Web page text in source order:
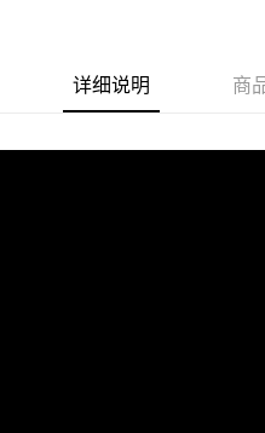
所提供，並由 AFTEE 向您收取款
處理、利用，詳參 AFTEE 官網之
详细说明 商